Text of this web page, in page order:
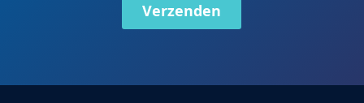
Verzenden